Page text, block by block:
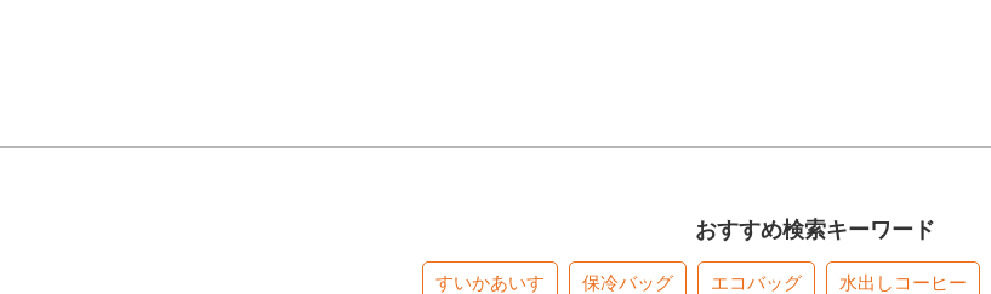
おすすめ検索キーワード
すいかあいす 保冷バッグ エコバッグ 水出しコーヒー